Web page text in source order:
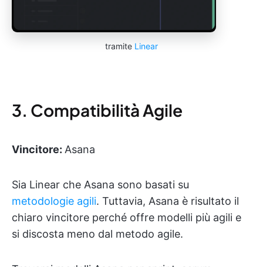
tramite Linear
3. Compatibilità Agile
Vincitore: Asana
Sia Linear che Asana sono basati su
metodologie agili. Tuttavia, Asana è risultato il
chiaro vincitore perché offre modelli più agili e
si discosta meno dal metodo agile.